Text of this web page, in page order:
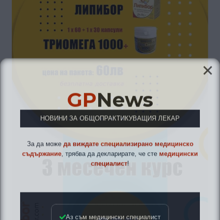
GPNews
НОВИНИ ЗА ОБЩОПРАКТИКУВАЩИЯ ЛЕКАР
съдържание , трябва да декларирате, че стемедицински
специалист!